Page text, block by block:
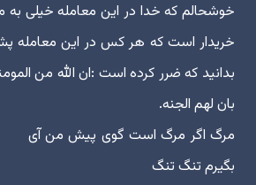
خوشحالم که خدا در این معامله خیلی به
خریدار است که هر کس در این معامله
بدانید که ضرر کرده است :ان الله من
بان لهم الجنه.
مرگ اگر مرگ است گوی پیش من
بگیرم تنگ تنگ